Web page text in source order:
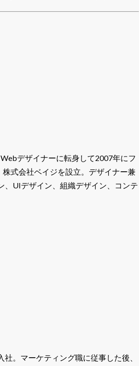
デザイナーに転身して2007年にフ
式会社ベイジを設立。デザイナー兼
UIデザイン、組織デザイン、コンテ
。マーケティング職に従事した後、